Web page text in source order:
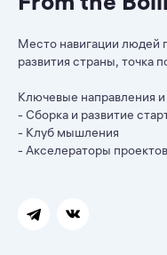
Место навигации людей
развития страны, точка
Ключевые направления
- Сборка и развитие
- Клуб мышления
- Акселераторы